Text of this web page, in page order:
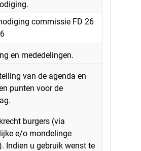
commissie FD 26
en mededelingen.
van de agenda en
punten voor de
burgers (via
e/o mondelinge
Indien u gebruik wenst te